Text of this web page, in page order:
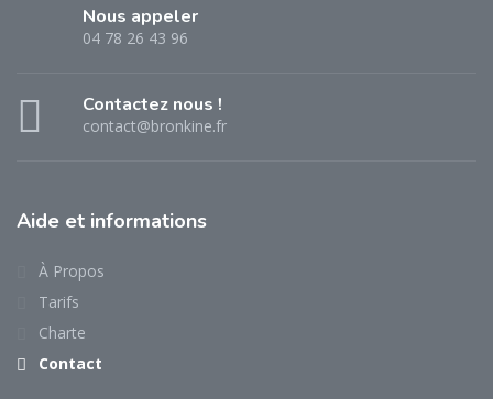
Nous appeler
04 78 26 43 96
Contactez nous !
contact@bronkine.fr
Aide et informations
À Propos
Tarifs
Charte
Contact